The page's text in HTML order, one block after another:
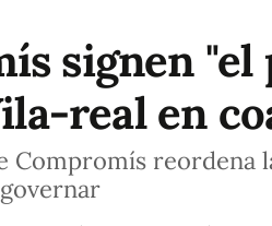
signen
real en
Compromís